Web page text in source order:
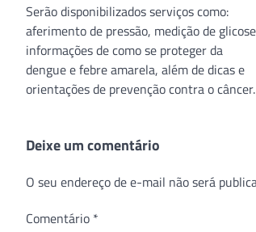
Serão disponibilizados serviços como:
aferimento de pressão, medição de
informações de como se proteger da
dengue e febre amarela, além de dicas e
orientações de prevenção contra o câncer.
Deixe um comentário
O seu endereço de e-mail não será
Comentário *